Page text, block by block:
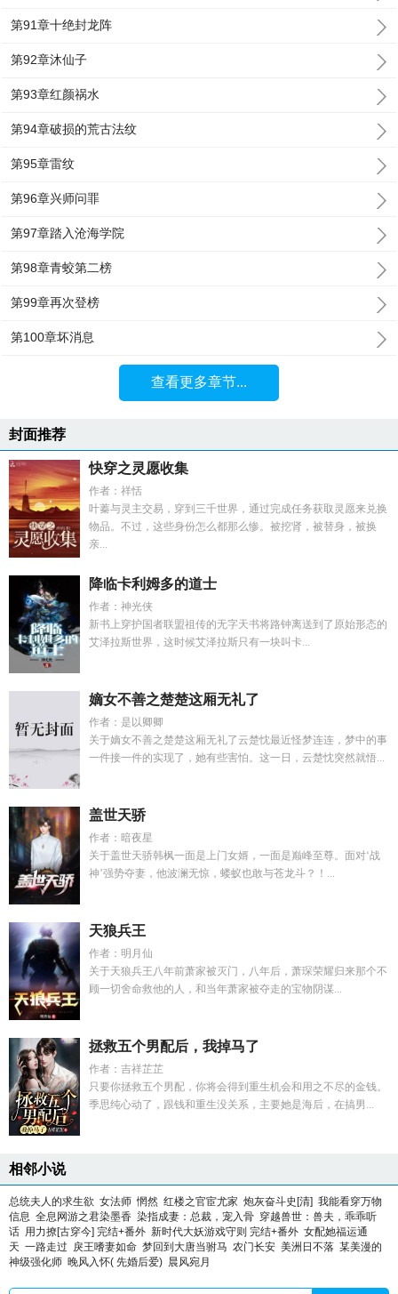
第91章十绝封龙阵
第92章沐仙子
第93章红颜祸水
第94章破损的荒古法纹
第95章雷纹
第96章兴师问罪
第97章踏入沧海学院
第98章青蛟第二榜
第99章再次登榜
第100章坏消息
查看更多章节...
封面推荐
快穿之灵愿收集
作者：祥恬
叶蓁与灵主交易，穿到三千世界，通过完成任务获取灵愿来兑换
物品。不过，这些身份怎么都那么惨。被挖肾，被替身，被换
亲...
降临卡利姆多的道士
作者：神光侠
新书上穿护国者联盟祖传的无字天书将路钟离送到了原始形态的
艾泽拉斯世界，这时候艾泽拉斯只有一块叫卡...
嫡女不善之楚楚这厢无礼了
作者：是以卿卿
关于嫡女不善之楚楚这厢无礼了云楚忱最近怪梦连连，梦中的事
一件接一件的实现了，她有些害怕。这一日，云楚忱突然就悟...
盖世天骄
作者：暗夜星
关于盖世天骄韩枫一面是上门女婿，一面是巅峰至尊。面对‘战
神’强势夺妻，他波澜无惊，蝼蚁也敢与苍龙斗？！...
天狼兵王
作者：明月仙
关于天狼兵王八年前萧家被灭门，八年后，萧琛荣耀归来那个不
顾一切舍命救他的人，和当年萧家被夺走的宝物阴谋...
拯救五个男配后，我掉马了
作者：吉祥芷芷
只要你拯救五个男配，你将会得到重生机会和用之不尽的金钱。
季思纯心动了，跟钱和重生没关系，主要她是海后，在搞男...
相邻小说
总统夫人的求生欲 女法师 惘然 红楼之官宦尤家 炮灰奋斗史[清] 我能看穿万物
信息 全息网游之君染墨香 染指成妻：总裁，宠入骨 穿越兽世：兽夫，乖乖听
话 用力撩[古穿今] 完结+番外 新时代大妖游戏守则 完结+番外 女配她福运通
天 一路走过 戾王嗜妻如命 梦回到大唐当驸马 农门长安 美洲日不落 某美漫的
神级强化师 晚风入怀( 先婚后爱) 晨风宛月